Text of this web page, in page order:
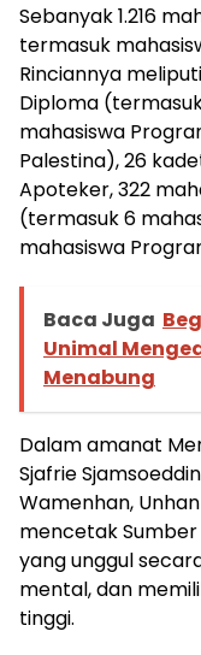
Sebanyak 1.216
termasuk
Rinciannya
Diploma
mahasiswa
Palestina), 26
Apoteker, 322
(termasuk 6
mahasiswa
Baca Juga
Unimal
Menabung
Dalam amanat
Sjafrie
Wamenhan,
mencetak
yang unggul
mental, dan
tinggi.